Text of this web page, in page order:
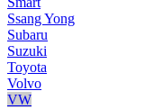
Ssang Yong
Subaru
Suzuki
Toyota
Volvo
VW